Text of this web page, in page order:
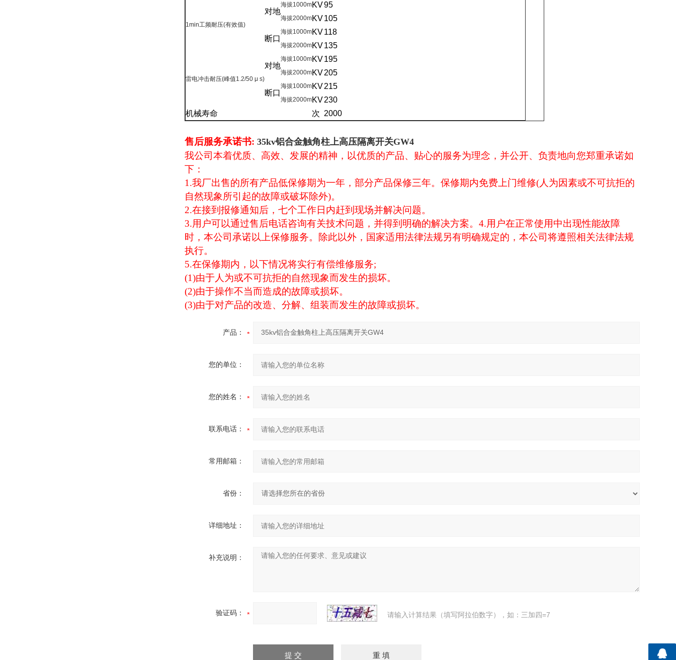
1min工频耐压(有效值)
对地
海拔1000mKV95
海拔2000mKV105
断口
海拔1000mKV118
海拔2000mKV135
雷电冲击耐压(峰值1.2/50 μ s)
对地
海拔1000mKV195
海拔2000mKV205
断口
海拔1000mKV215
海拔2000mKV230
机械寿命
次 2000
售后服务承诺书: 35kv铝合金触角柱上高压隔离开关GW4
我公司本着优质、高效、发展的精神，以优质的产品、贴心的服务为理念，并公开、负责地向您郑重承诺如
下：
1.我厂出售的所有产品低保修期为一年，部分产品保修三年。保修期内免费上门维修(人为因素或不可抗拒的
自然现象所引起的故障或破坏除外)。
2.在接到报修通知后，七个工作日内赶到现场并解决问题。
3.用户可以通过售后电话咨询有关技术问题，并得到明确的解决方案。 4.用户在正常使用中出现性能故障
时，本公司承诺以上保修服务。除此以外，国家适用法律法规另有明确规定的，本公司将遵照相关法律法规
执行。
5.在保修期内，以下情况将实行有偿维修服务;
(1)由于人为或不可抗拒的自然现象而发生的损坏。
(2)由于操作不当而造成的故障或损坏。
(3)由于对产品的改造、分解、组装而发生的故障或损坏。
产品：
您的单位：
您的姓名：
联系电话：
常用邮箱：
省份：
详细地址：
补充说明：
验证码： 请输入计算结果（填写阿拉伯数字），如：三加四=7